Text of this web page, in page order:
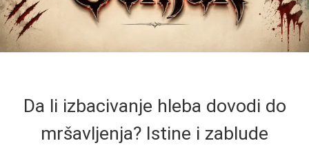
Da li izbacivanje hleba dovodi do
mršavljenja? Istine i zablude